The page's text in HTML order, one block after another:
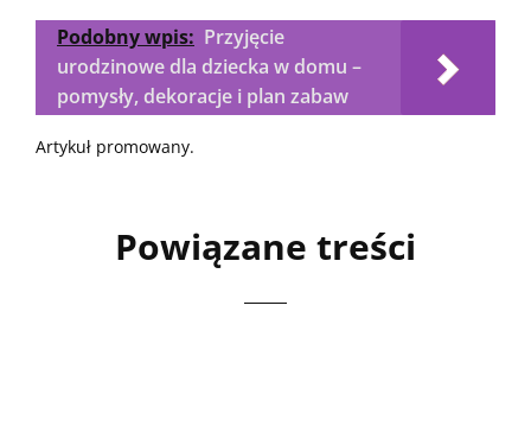
Podobny wpis: Przyjęcie
urodzinowe dla dziecka w domu –
pomysły, dekoracje i plan zabaw
Artykuł promowany.
Powiązane treści